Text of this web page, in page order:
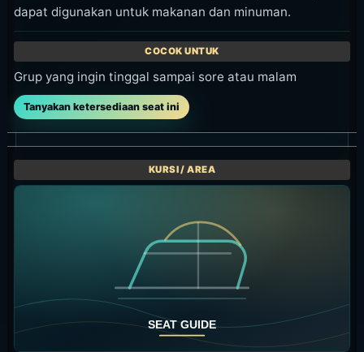
dapat digunakan untuk makanan dan minuman.
Grup yang ingin tinggal sampai sore atau malam
Tanyakan ketersediaan seat ini